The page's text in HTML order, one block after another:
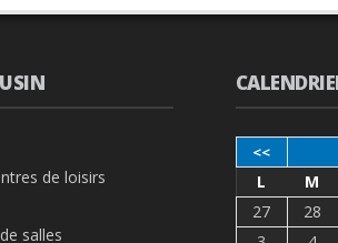
de loisirs
salles
<<
L M
27
28